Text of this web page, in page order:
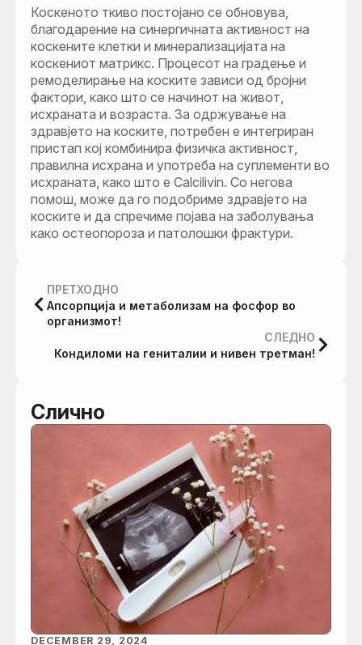
Коскеното ткиво постојано се обновува,
благодарение на синергичната активност на
коскените клетки и минерализацијата на
коскениот матрикс. Процесот на градење и
ремоделирање на коските зависи од бројни
фактори, како што се начинот на живот,
исхраната и возраста. За одржување на
здравјето на коските, потребен е интегриран
пристап кој комбинира физичка активност,
правилна исхрана и употреба на суплементи во
исхраната, како што е Calcilivin. Со негова
помош, може да го подобриме здравјето на
коските и да спречиме појава на заболувања
како остеопороза и патолошки фрактури.
ПРЕТХОДНО
Апсорпција и метаболизам на фосфор во
организмот!
СЛЕДНО
Кондиломи на гениталии и нивен третман!
Слично
DECEMBER 29, 2024